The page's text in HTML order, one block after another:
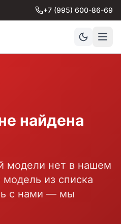
+7 (995) 600-86-69
найдена
модели нет в нашем
модель из списка
с нами — мы